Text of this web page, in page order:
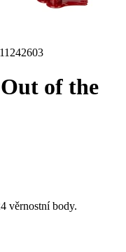
of the
věrnostní body.